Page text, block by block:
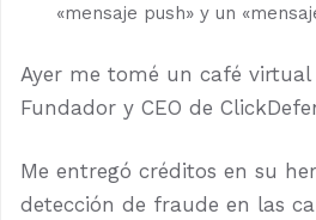
«mensaje push» y un
Ayer me tomé un café virtual
Fundador y CEO de
Me entregó créditos en su
detección de fraude en las